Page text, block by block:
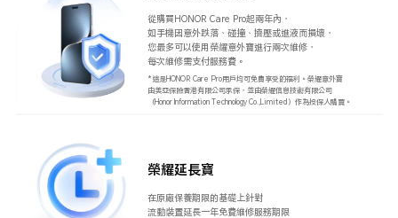
從購買HONOR Care Pro起兩年內，
如手機因意外跌落、碰撞、擠壓或進液而損壞，
您最多可以使用榮耀意外寶進行兩次維修，
每次維修需支付服務費。
*這是HONOR Care Pro用戶均可免費享受的福利。榮耀意外寶
由美亞保險香港有限公司承保，並由榮耀信息技術有限公司
（Honor Information Technology Co.,Limited）作為投保人購買。
榮耀延長寶
在原廠保養期限的基礎上針對
流動裝置延長一年免費維修服務期限